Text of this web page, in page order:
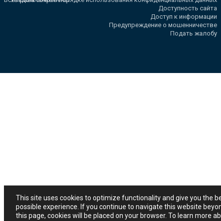
Доступность сайта
Доступ к информации
Предупреждение о мошенничестве
Подать жалобу
This site uses cookies to optimize functionality and give you the
possible experience. If you continue to navigate this website
this page, cookies will be placed on your browser. To learn more